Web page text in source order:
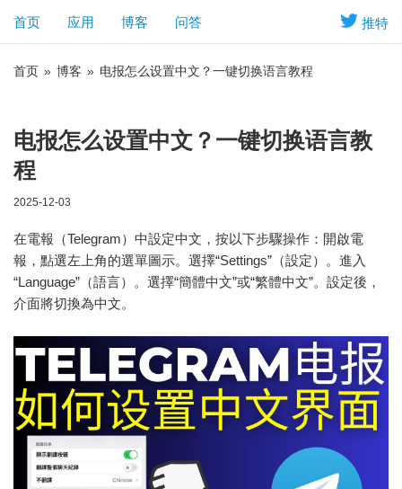
推特
首页 应用 博客 问答
首页 » 博客 » 电报怎么设置中文？一键切换语言教程
电报怎么设置中文？一键切换语言教
程
2025-12-03
在電報（Telegram）中設定中文，按以下步驟操作：開啟電
報，點選左上角的選單圖示。選擇“Settings”（設定）。進入
“Language”（語言）。選擇“簡體中文”或“繁體中文”。設定後，
介面將切換為中文。